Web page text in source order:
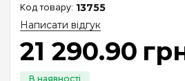
13755
Написати відгук
21 290.90